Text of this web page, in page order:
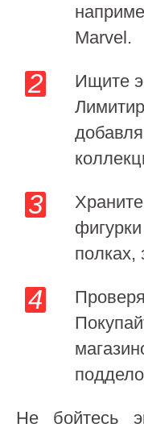
Marvel.
Ищите
Не бойтесь